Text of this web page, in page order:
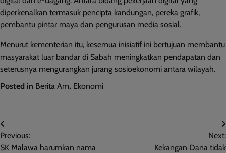
diperkenalkan termasuk pencipta kandungan, pereka grafik,
pembantu pintar maya dan pengurusan media sosial.
Menurut kementerian itu, kesemua inisiatif ini bertujuan membantu
masyarakat luar bandar di Sabah meningkatkan pendapatan dan
seterusnya mengurangkan jurang sosioekonomi antara wilayah.
Posted in Berita Am, Ekonomi
Post
navigation
Previous:
SK Malawa harumkan nama
Next:
Kekangan Dana tidak